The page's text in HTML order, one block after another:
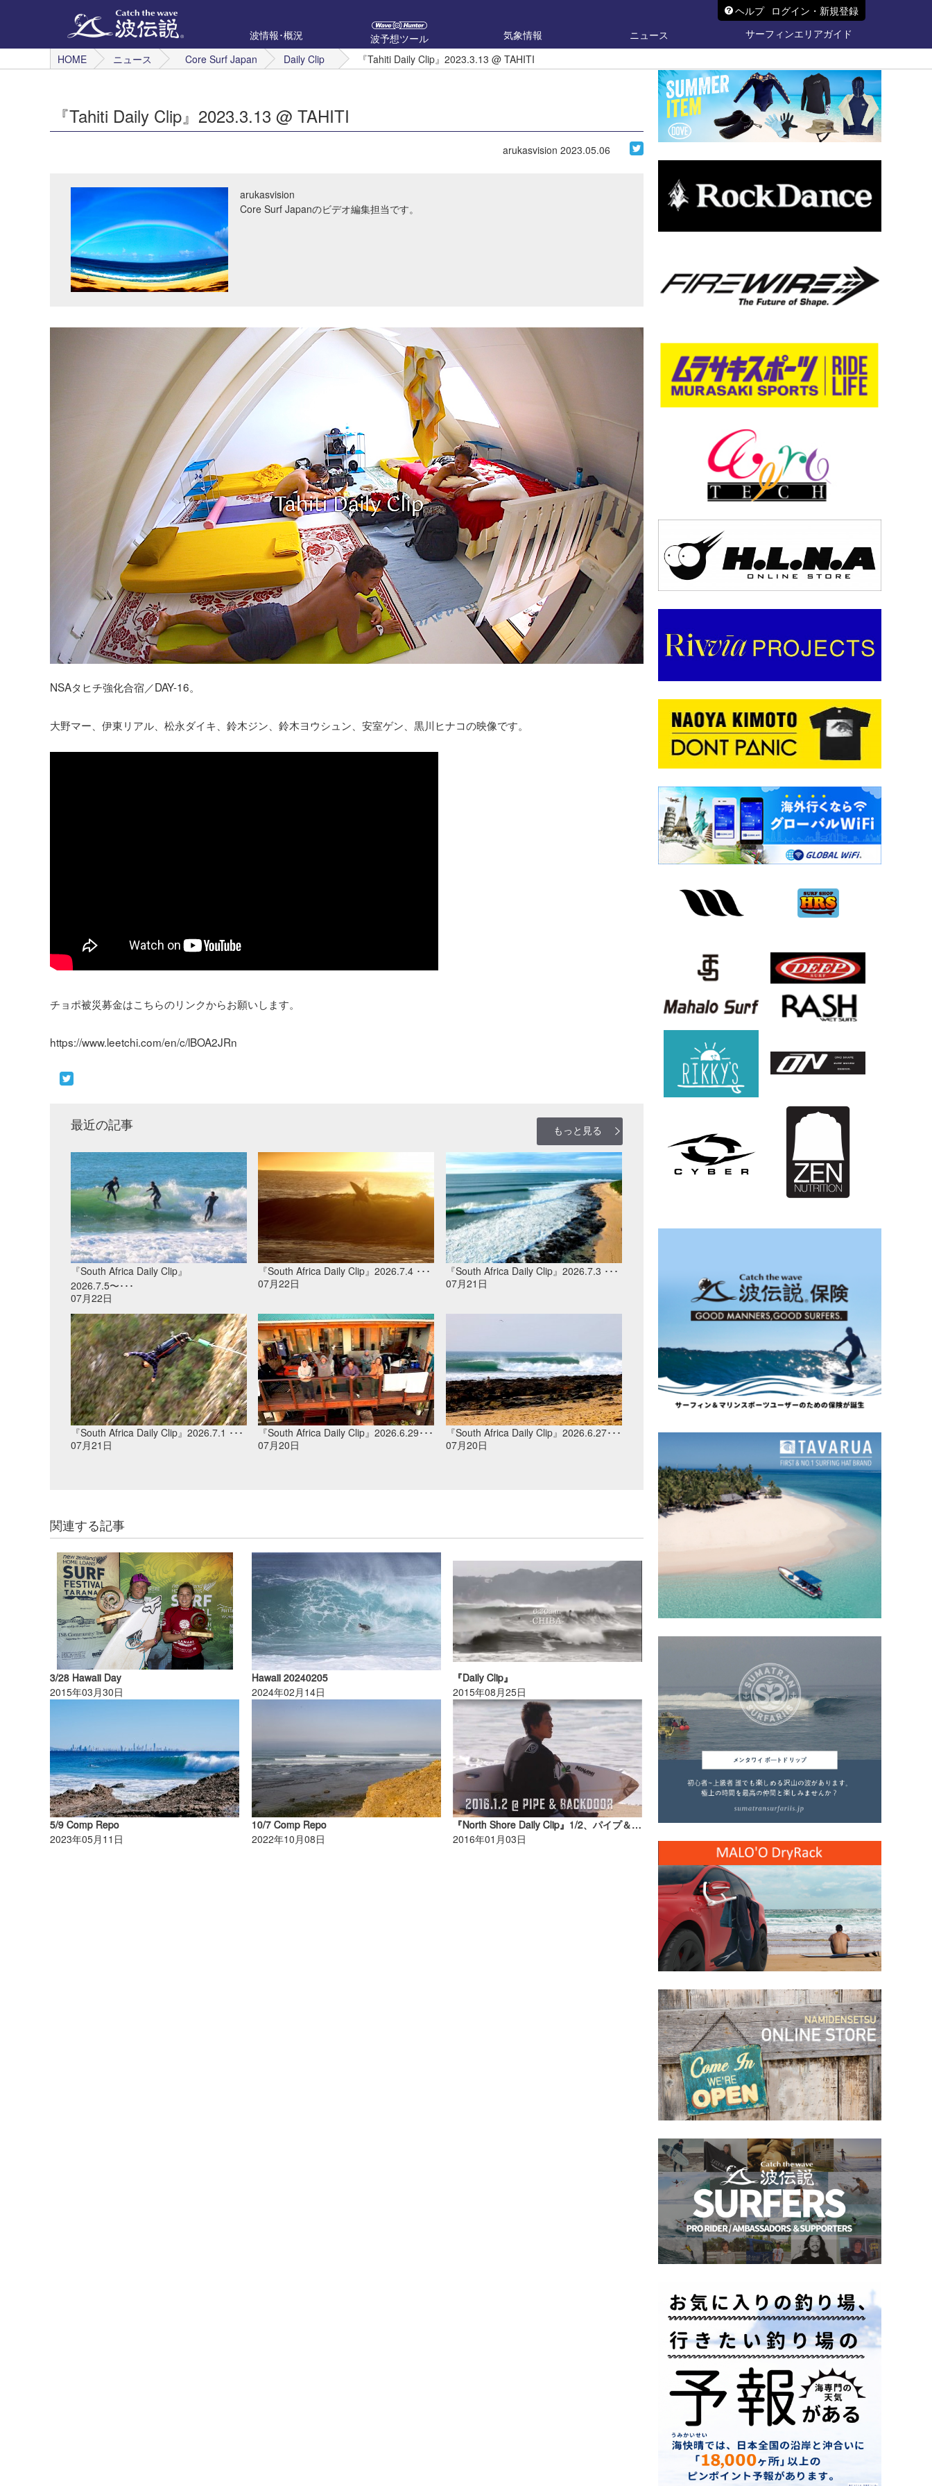
ヘルプ ログイン・新規登録
波情報･概況
波予想ツール 気象情報 ニュース
サーフィンエリアガイド
HOME
ニュース Core Surf Japan Daily Clip 『Tahiti Daily Clip』2023.3.13 @ TAHITI
『Tahiti Daily Clip』2023.3.13 @ TAHITI
arukasvision 2023.05.06
arukasvision
Core Surf Japanのビデオ編集担当です。
NSAタヒチ強化合宿／DAY-16。
大野マー、伊東リアル、松永ダイキ、鈴木ジン、鈴木ヨウシュン、安室ゲン、黒川ヒナコの映像です。
チョポ被災募金はこちらのリンクからお願いします。
https://www.leetchi.com/en/c/lBOA2JRn
最近の記事 もっと見る
『South Africa Daily Clip』
2026.7.5〜･･･
07月22日
『South Africa Daily Clip』2026.7.4 ･･･
07月22日
『South Africa Daily Clip』2026.7.3 ･･･
07月21日
『South Africa Daily Clip』2026.7.1 ･･･
07月21日
『South Africa Daily Clip』2026.6.29･･･
07月20日
『South Africa Daily Clip』2026.6.27･･･
07月20日
関連する記事
3/28 Hawaii Day
2015年03月30日
Hawaii 20240205
2024年02月14日
『Daily Clip』
2015年08月25日
5/9 Comp Repo
2023年05月11日
10/7 Comp Repo
2022年10月08日
『North Shore Daily Clip』1/2、パイプ＆バックドアセッション
2016年01月03日